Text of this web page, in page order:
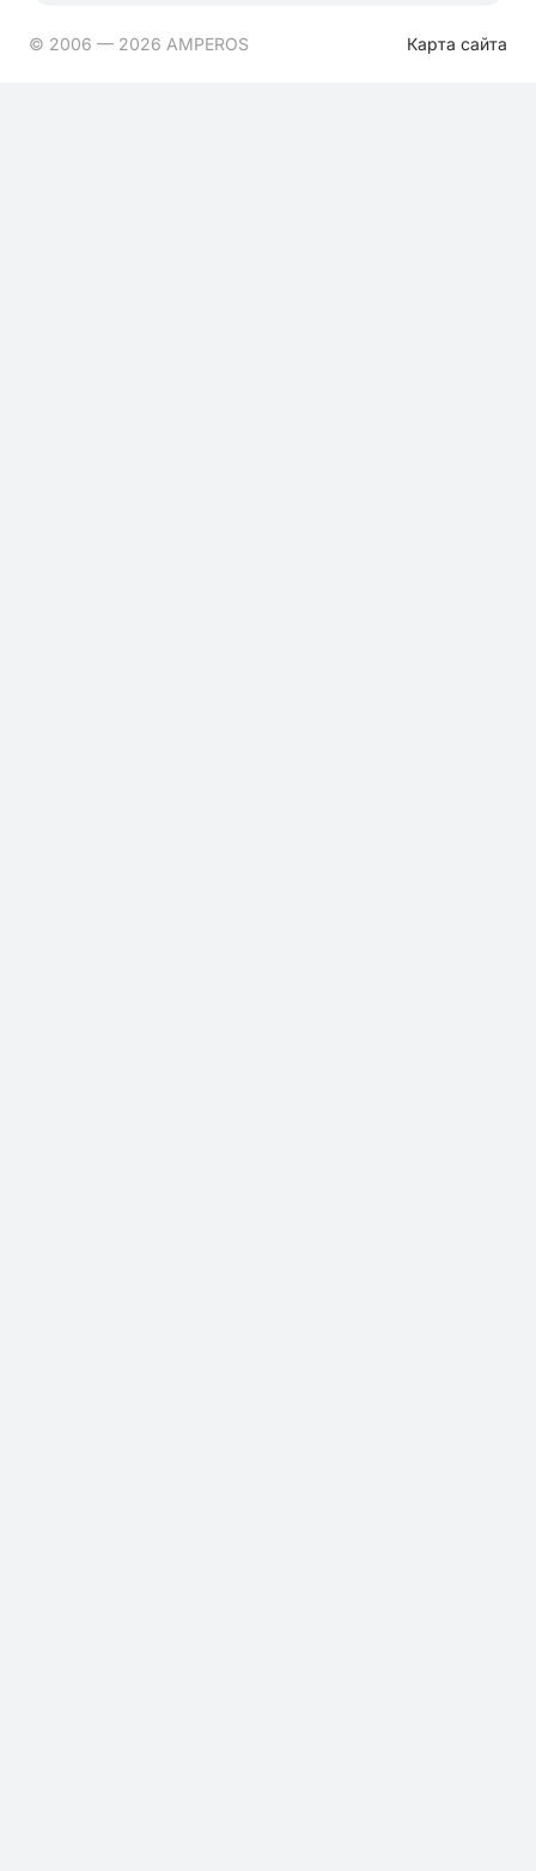
© 2006 — 2026 AMPEROS Карта сайта